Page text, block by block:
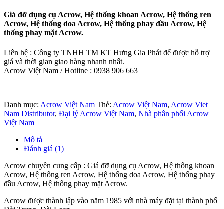
Giá đỡ dụng cụ Acrow, Hệ thống khoan Acrow, Hệ thống ren
Acrow, Hệ thống doa Acrow, Hệ thống phay đầu Acrow, Hệ
thống phay mặt Acrow.
Liên hệ : Công ty TNHH TM KT Hưng Gia Phát để được hỗ trợ
giá và thời gian giao hàng nhanh nhất.
Acrow Việt Nam / Hotline : 0938 906 663
Danh mục: Acrow Việt Nam Thẻ: Acrow Việt Nam, Acrow Viet
Nam Distributor, Đại lý Acrow Việt Nam, Nhà phân phối Acrow
Việt Nam
Mô tả
Đánh giá (1)
Acrow chuyên cung cấp : Giá đỡ dụng cụ Acrow, Hệ thống khoan
Acrow, Hệ thống ren Acrow, Hệ thống doa Acrow, Hệ thống phay
đầu Acrow, Hệ thống phay mặt Acrow.
Acrow được thành lập vào năm 1985 với nhà máy đặt tại thành phố